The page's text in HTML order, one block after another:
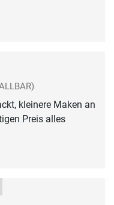
kleinere Maken an
Preis alles